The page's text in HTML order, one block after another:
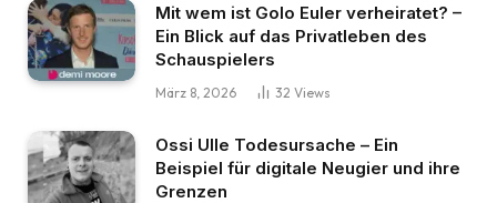
Mit wem ist Golo Euler verheiratet? –
Ein Blick auf das Privatleben des
Schauspielers
März 8, 2026 32 Views
Ossi Ulle Todesursache – Ein
Beispiel für digitale Neugier und ihre
Grenzen